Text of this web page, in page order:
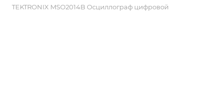
TEKTRONIX MSO2014B Осциллограф цифровой